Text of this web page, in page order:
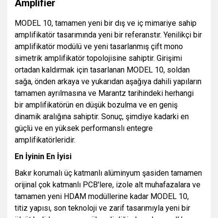
Amplifier
MODEL 10, tamamen yeni bir dış ve iç mimariye sahip
amplifikatör tasarımında yeni bir referanstır. Yenilikçi bir
amplifikatör modülü ve yeni tasarlanmış çift mono
simetrik amplifikatör topolojisine sahiptir. Girişimi
ortadan kaldırmak için tasarlanan MODEL 10, soldan
sağa, önden arkaya ve yukarıdan aşağıya dahili yapıların
tamamen ayrılmasına ve Marantz tarihindeki herhangi
bir amplifikatörün en düşük bozulma ve en geniş
dinamik aralığına sahiptir. Sonuç, şimdiye kadarki en
güçlü ve en yüksek performanslı entegre
amplifikatörleridir.
En İyinin En İyisi
Bakır korumalı üç katmanlı alüminyum şasiden tamamen
orijinal çok katmanlı PCB'lere, izole alt muhafazalara ve
tamamen yeni HDAM modüllerine kadar MODEL 10,
titiz yapısı, son teknoloji ve zarif tasarımıyla yeni bir